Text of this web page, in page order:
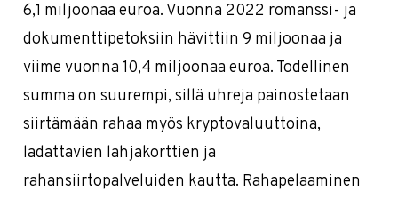
6,1 miljoonaa euroa. Vuonna 2022 romanssi- ja
dokumenttipetoksiin hävittiin 9 miljoonaa ja
viime vuonna 10,4 miljoonaa euroa. Todellinen
summa on suurempi, sillä uhreja painostetaan
siirtämään rahaa myös kryptovaluuttoina,
ladattavien lahjakorttien ja
rahansiirtopalveluiden kautta. Rahapelaaminen